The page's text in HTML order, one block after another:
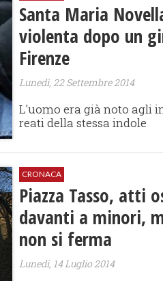
Santa Maria
violenta dopo un
Firenze
Lunedì, 22 Settembre 2014
L'uomo era già noto agli
reati della stessa indole
CRONACA
Piazza Tasso, atti
davanti a minori,
non si ferma
Lunedì, 14 Luglio 2014